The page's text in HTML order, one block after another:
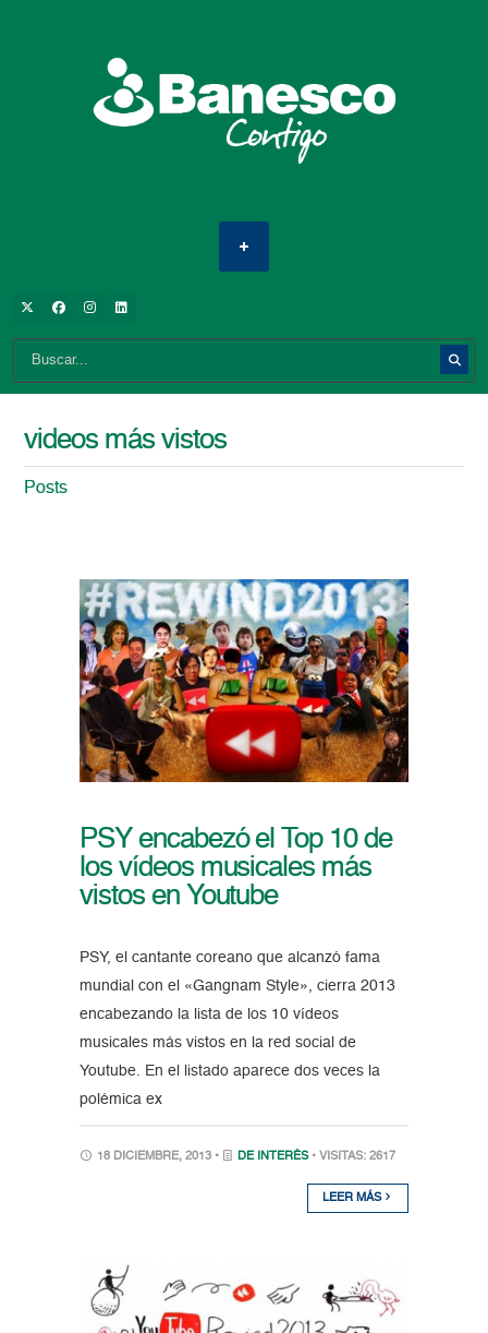
videos más vistos
Posts
PSY encabezó el Top 10 de
los vídeos musicales más
vistos en Youtube
PSY, el cantante coreano que alcanzó fama
mundial con el «Gangnam Style», cierra 2013
encabezando la lista de los 10 vídeos
musicales más vistos en la red social de
Youtube. En el listado aparece dos veces la
polémica ex
18 DICIEMBRE, 2013 • DE INTERÉS • VISITAS: 2617
LEER MÁS